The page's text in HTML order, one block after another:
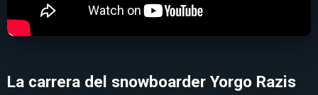
La carrera del snowboarder Yorgo Razis